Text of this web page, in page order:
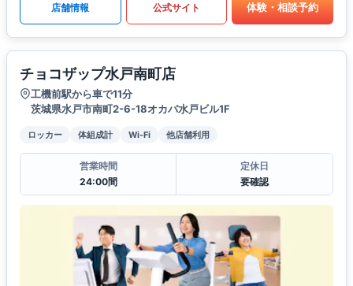
店舗情報 公式サイト 体験・相談予約
チョコザップ水戸南町店
工機前駅から車で11分
茨城県水戸市南町2-6-18オカバ水戸ビル1F
ロッカー 体組成計 Wi-Fi 他店舗利用
営業時間
24:00間
定休日
要確認